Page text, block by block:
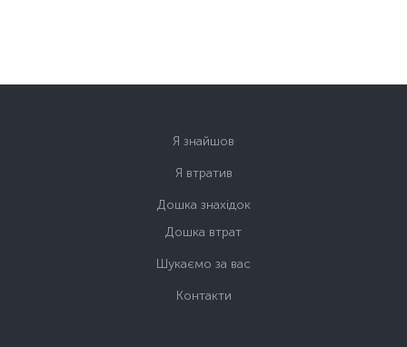
Я знайшов
Я втратив
Дошка знахідок
Дошка втрат
Шукаємо за вас
Контакти